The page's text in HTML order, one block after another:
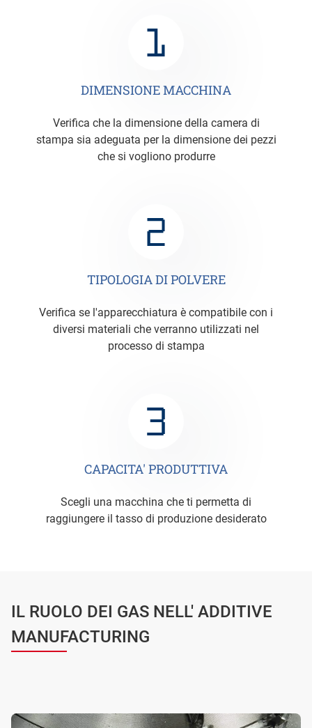
DIMENSIONE MACCHINA
Verifica che la dimensione della camera di
stampa sia adeguata per la dimensione dei pezzi
che si vogliono produrre
TIPOLOGIA DI POLVERE
Verifica se l'apparecchiatura è compatibile con i
diversi materiali che verranno utilizzati nel
processo di stampa
CAPACITA' PRODUTTIVA
Scegli una macchina che ti permetta di
raggiungere il tasso di produzione desiderato
IL RUOLO DEI GAS NELL' ADDITIVE
MANUFACTURING